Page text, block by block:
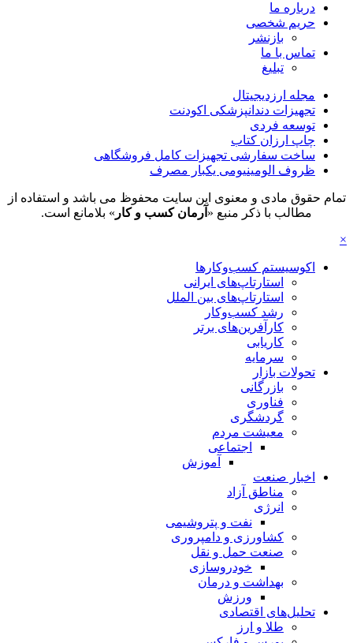
درباره ما
حریم شخصی
بازنشر
تماس با ما
تبلیغ
مجله ارزدیجیتال
تجهیزات دندانپزشکی اکودنت
توسعه فردی
چاپ ارزان کتاب
ساخت سفارشی تجهیزات کامل فروشگاهی
ظروف الومینیومی یکبار مصرف
تمام حقوق مادی و معنوی این سایت محفوظ می باشد و استفاده از
مطالب با ذکر منبع « آرمان کسب و کار » بلامانع است.
×
اکوسیستم کسب‌وکارها
استارتاپ‌های ایرانی
استارتاپ‌های بین الملل
رشد کسب‌وکار
کارآفرین‌های برتر
کاریابی
سرمایه
تحولات بازار
بازرگانی
فناوری
گردشگری
معیشت مردم
اجتماعی
آموزش
اخبار صنعت
مناطق آزاد
انرژی
نفت و پتروشیمی
کشاورزی و دامپروری
صنعت حمل و نقل
خودروسازی
بهداشت و درمان
ورزش
تحلیل‌های اقتصادی
طلا و ارز